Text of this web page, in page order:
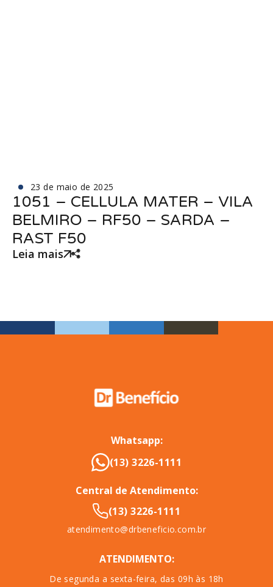
23 de maio de 2025
1051 – CELLULA MATER – VILA
BELMIRO – RF50 – SARDA –
RAST F50
Leia mais
Whatsapp:
(13) 3226-1111
Central de Atendimento:
(13) 3226-1111
atendimento@drbeneficio.com.br
ATENDIMENTO:
De segunda a sexta-feira, das 09h às 18h